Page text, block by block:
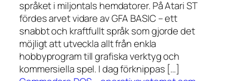
språket i miljontals hemdatorer. På Atari ST
fördes arvet vidare av GFA BASIC – ett
snabbt och kraftfullt språk som gjorde det
möjligt att utveckla allt från enkla
hobbyprogram till grafiska verktyg och
kommersiella spel. I dag förknippas […]